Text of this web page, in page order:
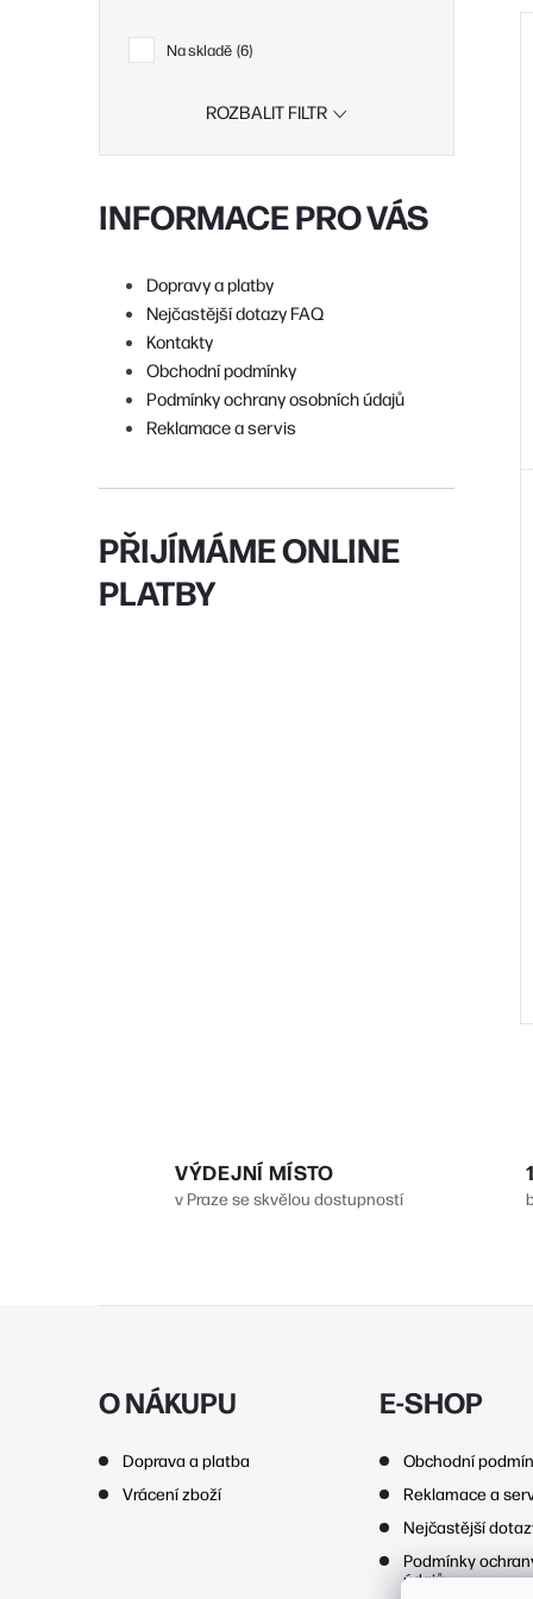
Na skladě 6
ROZBALIT FILTR
INFORMACE PRO VÁS
Dopravy a platby
Nejčastější dotazy FAQ
Kontakty
Obchodní podmínky
Podmínky ochrany osobních údajů
Reklamace a servis
PŘIJÍMÁME ONLINE
PLATBY
t
v
l
r
VÝDEJNÍ MÍSTO
v Praze se skvělou dostupností
O NÁKUPU
Doprava a platba
Vrácení zboží
E-SHOP
Obchodní
Reklamace a
Nejčastější
Podmínky
údajů